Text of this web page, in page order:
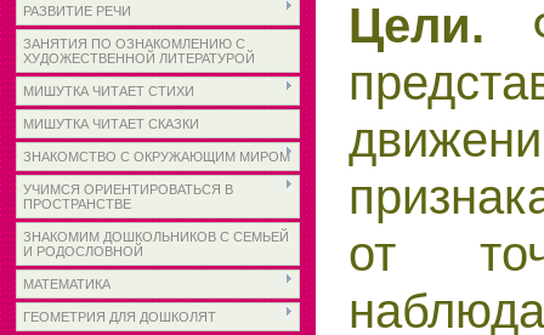
РАЗВИТИЕ РЕЧИ
ЗАНЯТИЯ ПО ОЗНАКОМЛЕНИЮ С
ХУДОЖЕСТВЕННОЙ ЛИТЕРАТУРОЙ
МИШУТКА ЧИТАЕТ СТИХИ
МИШУТКА ЧИТАЕТ СКАЗКИ
ЗНАКОМСТВО С ОКРУЖАЮЩИМ МИРОМ
УЧИМСЯ ОРИЕНТИРОВАТЬСЯ В
ПРОСТРАНСТВЕ
ЗНАКОМИМ ДОШКОЛЬНИКОВ С СЕМЬЕЙ
И РОДОСЛОВНОЙ
МАТЕМАТИКА
ГЕОМЕТРИЯ ДЛЯ ДОШКОЛЯТ
Цели.
от